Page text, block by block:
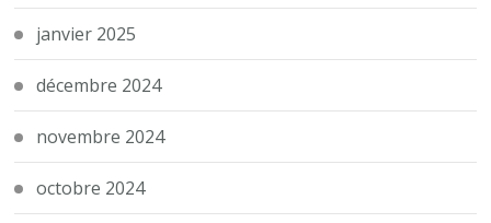
janvier 2025
décembre 2024
novembre 2024
octobre 2024